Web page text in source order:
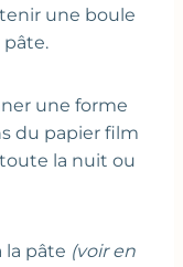
une boule
pâte.
une forme
du papier film
la nuit ou
la pâte (voir en